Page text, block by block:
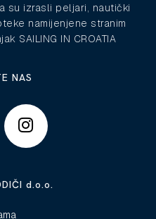
su izrasli peljari, nautički
namijenjene stranim
SAILING IN CROATIA
NAS
d.o.o.